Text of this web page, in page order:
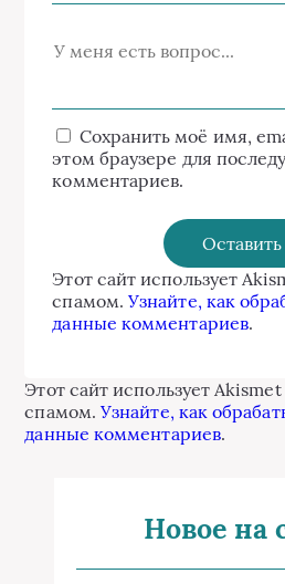
Сохранить моё имя,
этом браузере для
комментариев.
Этот сайт использует
спамом.Узнайте, как
данные комментариев.
Этот сайт использует
спамом.Узнайте, как
данные комментариев.
Новое на